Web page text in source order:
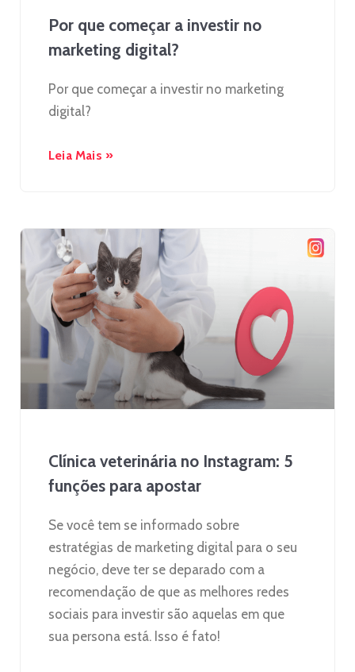
Por que começar a investir no
marketing digital?
Por que começar a investir no marketing
digital?
Leia Mais »
Clínica veterinária no Instagram: 5
funções para apostar
Se você tem se informado sobre
estratégias de marketing digital para o seu
negócio, deve ter se deparado com a
recomendação de que as melhores redes
sociais para investir são aquelas em que
sua persona está. Isso é fato!